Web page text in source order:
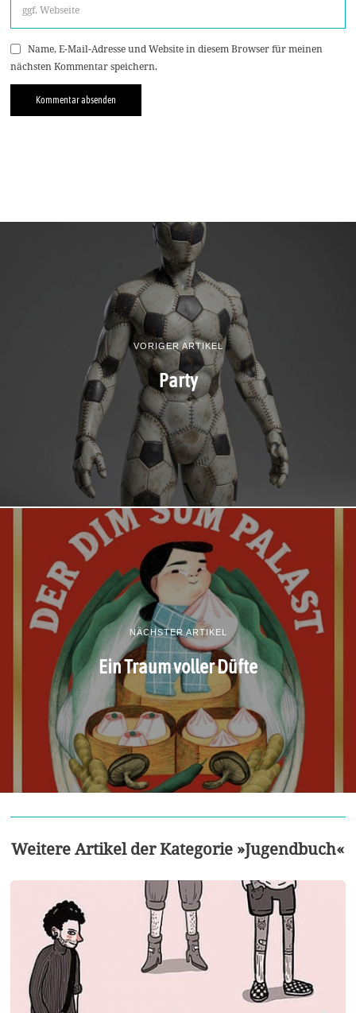
Name, E-Mail-Adresse und Website in diesem Browser für meinen
nächsten Kommentar speichern.
VORIGER ARTIKEL
Party
NÄCHSTER ARTIKEL
Ein Traum voller Düfte
Weitere Artikel der Kategorie »Jugendbuch«